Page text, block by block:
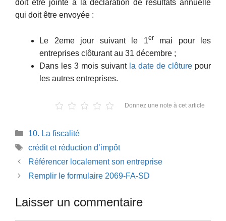
doit être jointe à la déclaration de résultats annuelle
qui doit être envoyée :
Le 2eme jour suivant le 1er
mai pour les
entreprises clôturant au 31 décembre ;
Dans les 3 mois suivant la date de clôture pour
les autres entreprises.
Donnez une note à cet article
Catégories
10. La fiscalité
Étiquettes
crédit et réduction d’impôt
Référencer localement son entreprise
Remplir le formulaire 2069-FA-SD
Laisser un commentaire